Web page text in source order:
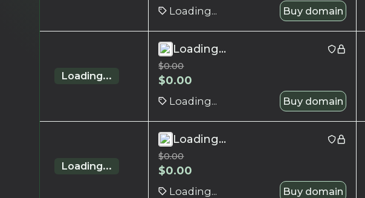
Loading... Buy domain
Loading...
Loading...
$0.00
$0.00
Loading... Buy domain
Loading...
Loading...
$0.00
$0.00
Loading... Buy domain